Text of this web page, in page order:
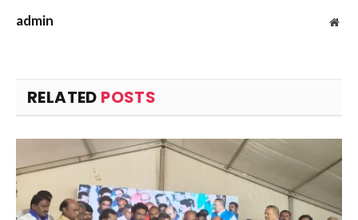
admin
RELATED POSTS